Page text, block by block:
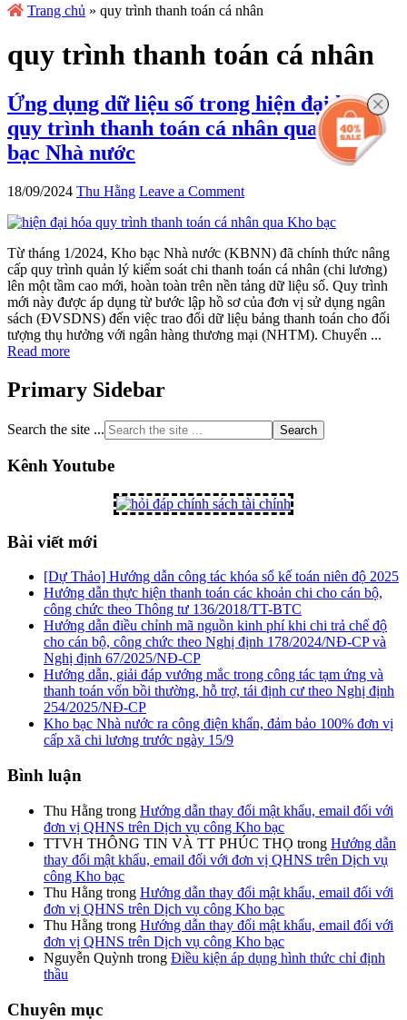
Trang chủ » quy trình thanh toán cá nhân
quy trình thanh toán cá nhân
Ứng dụng dữ liệu số trong hiện đại hóa
quy trình thanh toán cá nhân qua Kho
bạc Nhà nước
18/09/2024 Thu Hằng Leave a Comment
Từ tháng 1/2024, Kho bạc Nhà nước (KBNN) đã chính thức nâng
cấp quy trình quản lý kiểm soát chi thanh toán cá nhân (chi lương)
lên một tầm cao mới, hoàn toàn trên nền tảng dữ liệu số. Quy trình
mới này được áp dụng từ bước lập hồ sơ của đơn vị sử dụng ngân
sách (ĐVSDNS) đến việc trao đổi dữ liệu bảng thanh toán cho đối
tượng thụ hưởng với ngân hàng thương mại (NHTM). Chuyển ...
Read more
Primary Sidebar
Search the site ...
Kênh Youtube
Bài viết mới
[Dự Thảo] Hướng dẫn công tác khóa sổ kế toán niên độ 2025
Hướng dẫn thực hiện thanh toán các khoản chi cho cán bộ,
công chức theo Thông tư 136/2018/TT-BTC
Hướng dẫn điều chỉnh mã nguồn kinh phí khi chi trả chế độ
cho cán bộ, công chức theo Nghị định 178/2024/NĐ-CP và
Nghị định 67/2025/NĐ-CP
Hướng dẫn, giải đáp vướng mắc trong công tác tạm ứng và
thanh toán vốn bồi thường, hỗ trợ, tái định cư theo Nghị định
254/2025/NĐ-CP
Kho bạc Nhà nước ra công điện khẩn, đảm bảo 100% đơn vị
cấp xã chi lương trước ngày 15/9
Bình luận
Thu Hằng trong Hướng dẫn thay đổi mật khẩu, email đối với
đơn vị QHNS trên Dịch vụ công Kho bạc
TTVH THÔNG TIN VÀ TT PHÚC THỌ trong Hướng dẫn
thay đổi mật khẩu, email đối với đơn vị QHNS trên Dịch vụ
công Kho bạc
Thu Hằng trong Hướng dẫn thay đổi mật khẩu, email đối với
đơn vị QHNS trên Dịch vụ công Kho bạc
Thu Hằng trong Hướng dẫn thay đổi mật khẩu, email đối với
đơn vị QHNS trên Dịch vụ công Kho bạc
Nguyễn Quỳnh trong Điều kiện áp dụng hình thức chỉ định
thầu
Chuyên mục